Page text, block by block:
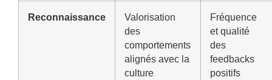
Reconnaissance
Valorisation
des
comportements
alignés avec la
culture
Fréquence
et qualité
des
feedbacks
positifs